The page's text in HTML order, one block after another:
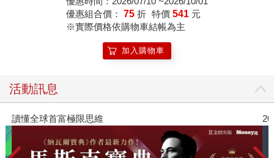
優惠組合價： 75 折 特價 541 元
※實際價格依購物車結帳為主
加入購物車
活動訊息
讀懂全球首富極限思維